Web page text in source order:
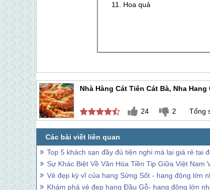
Hoa quả
Nhà Hàng Cát Tiên Cát Bà, Nha Hang
24 2
Top 5 khách sạn đầy đủ tiện nghi mà lại giá rẻ tại
Sự Khác Biệt Về Văn Hóa Tiền Tip Giữa Việt Nam
Vẻ đẹp kỳ vĩ của hang Sửng Sốt - hang động lớn
Khám phá vẻ đẹp hang Đầu Gỗ- hang động lớn